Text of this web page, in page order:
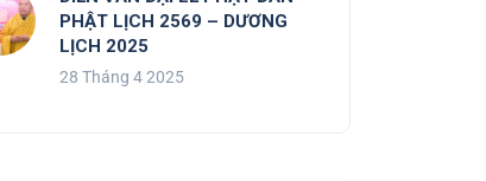
PHẬT LỊCH 2569 – DƯƠNG
LỊCH 2025
28 Tháng 4 2025